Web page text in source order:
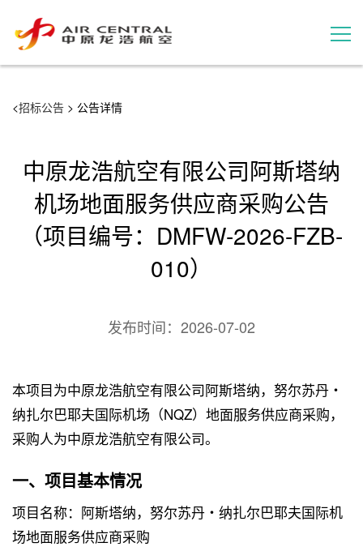
用户案例
联系我们
<招标公告 > 公告详情
中原龙浩航空有限公司阿斯塔纳
机场地面服务供应商采购公告
（项目编号：DMFW-2026-FZB-
010）
发布时间： 2026-07-02
本项目为中原龙浩航空有限公司阿斯塔纳，努尔苏丹・
纳扎尔巴耶夫国际机场（NQZ）地面服务供应商采购，
采购人为中原龙浩航空有限公司。
一、项目基本情况
项目名称：阿斯塔纳，努尔苏丹・纳扎尔巴耶夫国际机
场地面服务供应商采购